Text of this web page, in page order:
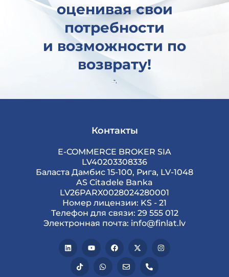
оценивая свои
потребности
и возможности по
возврату!
Контакты
E-COMMERCE BROKER SIA
LV40203308336
Баласта Дамбис 15-100, Рига, LV-1048
AS Citadele Banka
LV26PARX0028024280001
Номер лицензии: KS - 21
Телефон для связи: 29 555 012
Электронная почта: info@finlat.lv